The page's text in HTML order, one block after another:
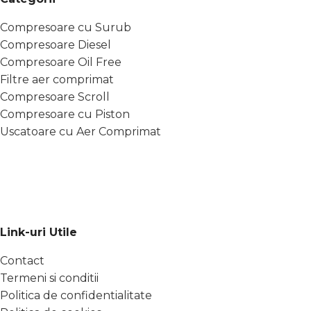
Compresoare cu Surub
Compresoare Diesel
Compresoare Oil Free
Filtre aer comprimat
Compresoare Scroll
Compresoare cu Piston
Uscatoare cu Aer Comprimat
Link-uri Utile
Contact
Termeni si conditii
Politica de confidentialitate